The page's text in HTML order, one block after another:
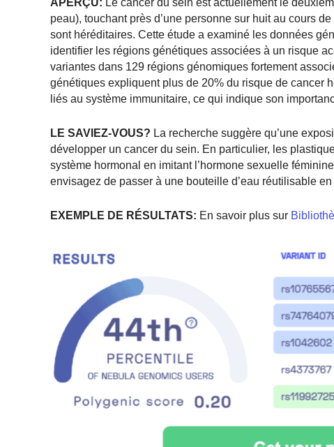
APERÇU: Le cancer du sein est actuellement le
peau), touchant près d’une personne sur huit au cours
sont héréditaires. Cette étude a examiné les données
identifier les régions génétiques associées à un risque
variantes dans 129 régions génomiques fortement
génétiques expliquent plus de 20% du risque de cancer
liés au système immunitaire, ce qui indique son
LE SAVIEZ-VOUS? La recherche suggère qu’une
développer un cancer du sein. En particulier, les
système hormonal en imitant l’hormone sexuelle
envisagez de passer à une bouteille d’eau réutilisable
EXEMPLE DE RÉSULTATS: En savoir plus sur